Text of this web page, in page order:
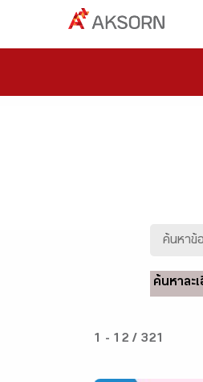
ค้นหาละ
1 - 12 / 321